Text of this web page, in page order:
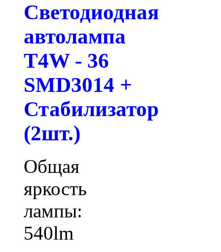
Светодиодная
автолампа
T4W - 36
SMD3014 +
Стабилизатор
(2шт.)
Общая
яркость
лампы:
540lm